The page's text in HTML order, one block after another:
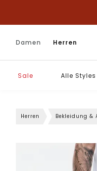
Damen Herren
Sale Alle Styles
Herren Bekleidung &